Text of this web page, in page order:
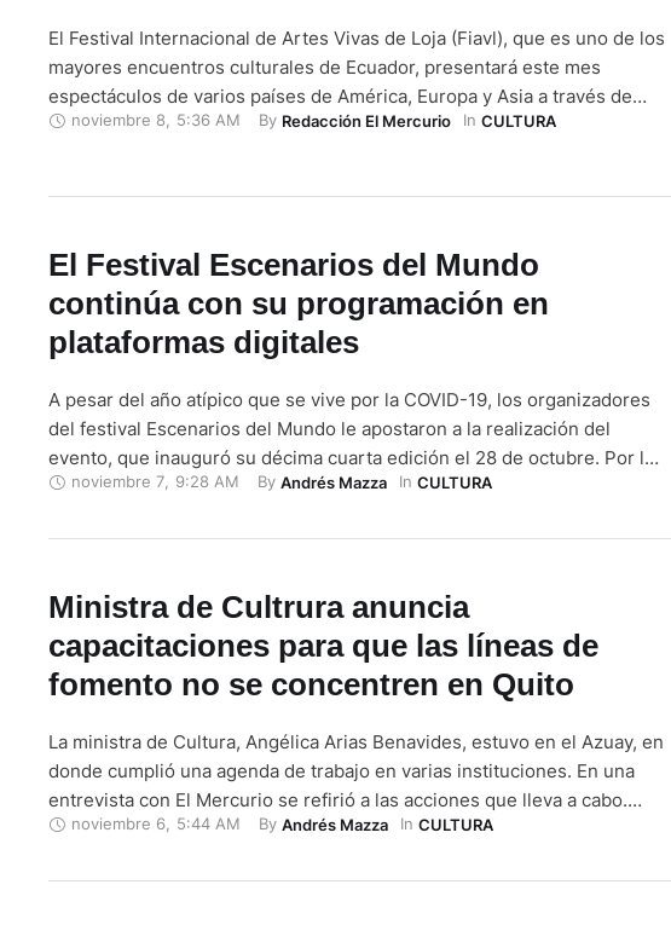
El Festival Internacional de Artes Vivas de Loja (Fiavl), que es uno de los
mayores encuentros culturales de Ecuador, presentará este mes
espectáculos de varios países de América, Europa y Asia a través de
plataformas digitales, en un desafío artístico en tiempos de pandemia. El
noviembre 8, 5:36 AM By Redacción El Mercurio In CULTURA
El Festival Escenarios del Mundo
continúa con su programación en
plataformas digitales
A pesar del año atípico que se vive por la COVID-19, los organizadores
del festival Escenarios del Mundo le apostaron a la realización del
evento, que inauguró su décima cuarta edición el 28 de octubre. Por los
sucesos actuales, si bien se planificó la presentación de obras en los
noviembre 7, 9:28 AM By Andrés Mazza In CULTURA
Ministra de Cultrura anuncia
capacitaciones para que las líneas de
fomento no se concentren en Quito
La ministra de Cultura, Angélica Arias Benavides, estuvo en el Azuay, en
donde cumplió una agenda de trabajo en varias instituciones. En una
entrevista con El Mercurio se refirió a las acciones que lleva a cabo.
Usted hecho varias menciones sobre las redes en el patrimonio y las
noviembre 6, 5:44 AM By Andrés Mazza In CULTURA